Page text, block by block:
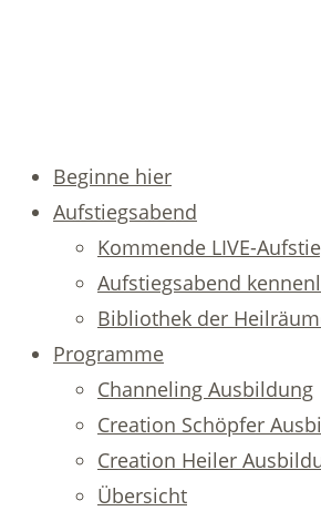
Beginne hier
Aufstiegsabend
Kommende LIVE-
Aufstiegsabend
Bibliothek der
Programme
Channeling Ausbildung
Creation Schöpfer
Creation Heiler
Übersicht